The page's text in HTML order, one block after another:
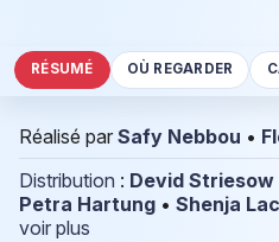
RÉSUMÉ OÙ REGARDER
Réalisé par Safy Nebbou •
Distribution : Devid Striesow
Petra Hartung • Shenja
voir plus